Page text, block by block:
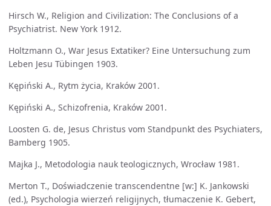
Hirsch W., Religion and Civilization: The Conclusions of a
Psychiatrist. New York 1912.
Holtzmann O., War Jesus Extatiker? Eine Untersuchung zum
Leben Jesu Tübingen 1903.
Kępiński A., Rytm życia, Kraków 2001.
Kępiński A., Schizofrenia, Kraków 2001.
Loosten G. de, Jesus Christus vom Standpunkt des Psychiaters,
Bamberg 1905.
Majka J., Metodologia nauk teologicznych, Wrocław 1981.
Merton T., Doświadczenie transcendentne [w:] K. Jankowski
(ed.), Psychologia wierzeń religijnych, tłumaczenie K. Gebert,